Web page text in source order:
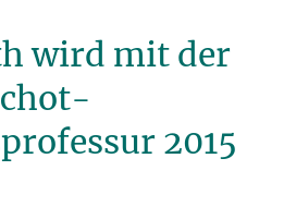
wird mit der
2015